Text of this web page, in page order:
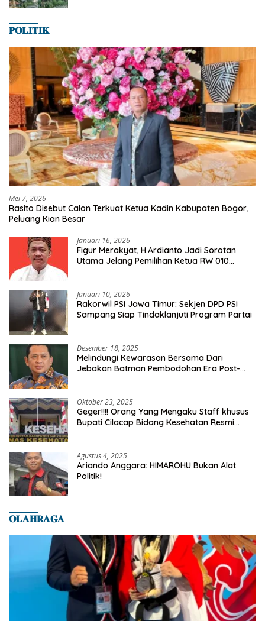
𝐏𝐎𝐋𝐈𝐓𝐈𝐊
Mei 7, 2026
Rasito Disebut Calon Terkuat Ketua Kadin Kabupaten Bogor,
Peluang Kian Besar
Januari 16, 2026
Figur Merakyat, H.Ardianto Jadi Sorotan
Utama Jelang Pemilihan Ketua RW 010
Januari 10, 2026
Rakorwil PSI Jawa Timur: Sekjen DPD PSI
Sampang Siap Tindaklanjuti Program Partai
Desember 18, 2025
Melindungi Kewarasan Bersama Dari
Jebakan Batman Pembodohan Era Post-
Oktober 23, 2025
Geger!!!! Orang Yang Mengaku Staff khusus
Bupati Cilacap Bidang Kesehatan Resmi
Agustus 4, 2025
Ariando Anggara: HIMAROHU Bukan Alat
Politik!
𝐎𝐋𝐀𝐇𝐑𝐀𝐆𝐀